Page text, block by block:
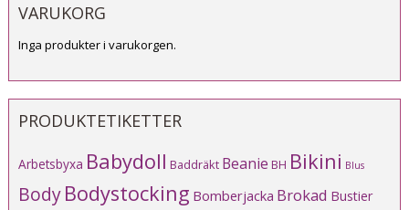
VARUKORG
Inga produkter i varukorgen.
PRODUKTETIKETTER
Arbetsbyxa Babydoll Baddräkt Beanie BH Bikini Blus
BodyBodystocking Bomberjacka Brokad Bustier